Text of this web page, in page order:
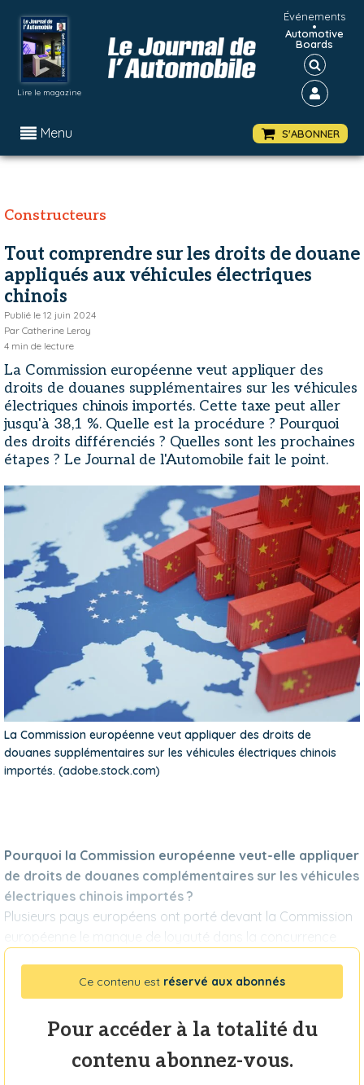
Lire le magazine
Événements
•
Automotive
Boards
Menu S'ABONNER
Constructeurs
Tout comprendre sur les droits de douane
appliqués aux véhicules électriques
chinois
Publié le 12 juin 2024
Par Catherine Leroy
4 min de lecture
La Commission européenne veut appliquer des
droits de douanes supplémentaires sur les véhicules
électriques chinois importés. Cette taxe peut aller
jusqu'à 38,1 %. Quelle est la procédure ? Pourquoi
des droits différenciés ? Quelles sont les prochaines
étapes ? Le Journal de l'Automobile fait le point.
La Commission européenne veut appliquer des droits de
douanes supplémentaires sur les véhicules électriques chinois
importés. (adobe.stock.com)
Pourquoi la Commission européenne veut-elle appliquer
de droits de douanes complémentaires sur les véhicules
électriques chinois importés ?
Plusieurs pays européens ont porté devant la Commission
européenne le manque de loyauté dans la concurrence
Ce contenu est réservé aux abonnés
Pour accéder à la totalité du
contenu abonnez-vous.